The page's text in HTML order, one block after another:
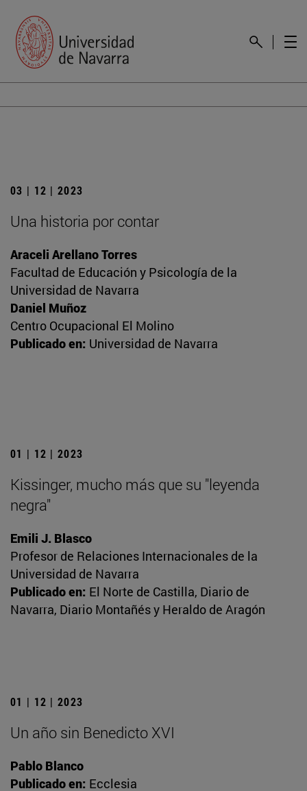
03 | 12 | 2023
Una historia por contar
Araceli Arellano Torres
Facultad de Educación y Psicología de la
Universidad de Navarra
Daniel Muñoz
Centro Ocupacional El Molino
Publicado en: Universidad de Navarra
01 | 12 | 2023
Kissinger, mucho más que su "leyenda
negra"
Emili J. Blasco
Profesor de Relaciones Internacionales de la
Universidad de Navarra
Publicado en: El Norte de Castilla, Diario de
Navarra, Diario Montañés y Heraldo de Aragón
01 | 12 | 2023
Un año sin Benedicto XVI
Pablo Blanco
Publicado en: Ecclesia